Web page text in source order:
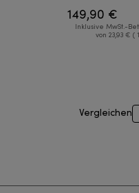
149,90 €
Inklusive MwSt.-
von 23,93 € (
Vergleichen